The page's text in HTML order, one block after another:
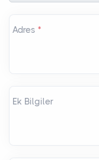
Adres *
Ek Bilgiler